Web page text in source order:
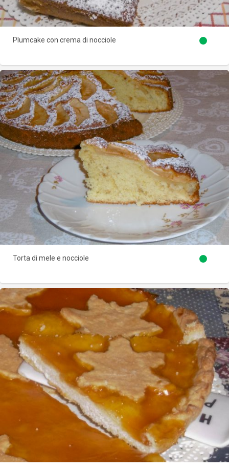
Plumcake con crema di nocciole
Torta di mele e nocciole